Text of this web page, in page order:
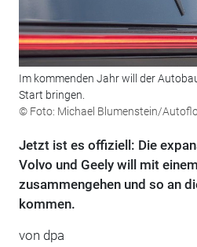
Im kommenden Jahr will der
Start bringen.
© Foto: Michael Blumenstein/
Jetzt ist es offiziell: Die
Volvo und Geely will mit
zusammengehen und so an
kommen.
von dpa